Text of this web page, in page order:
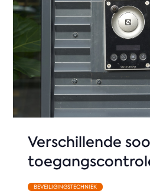
Verschillende
BEVEILIGINGSTECHNIEK